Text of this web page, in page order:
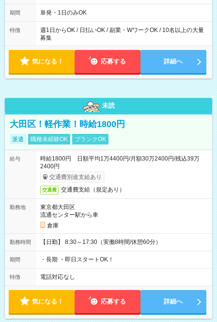
勤務 勤務：月・水・金 休み：火・木・土・日 好きな時にお仕事
可能です！ ※1日あたりの最大実働時間は日勤、夜勤共に勤務し
期間 単発・1日のみOK
特徴
週1日からOK / 日払いOK / 副業・WワークOK / 10名以上の大量
募集
気になる！ 応募する 詳細へ
未読
大田区！軽作業！時給1800円
派遣 職種未経験OK ブランクOK
給与
時給1800円 日額平均1万4400円/月額30万2400円/残込39万
2400円
交通費別途支給あり
交通費 交通費支給（規定あり）
勤務地
東京都大田区
流通センター駅から車
倉庫
勤務時間 【日勤】 8:30～17:30（実働8時間/休憩60分）
期間 ・長期 ・即日スタートOK！
特徴 電話対応なし
気になる！ 応募する 詳細へ